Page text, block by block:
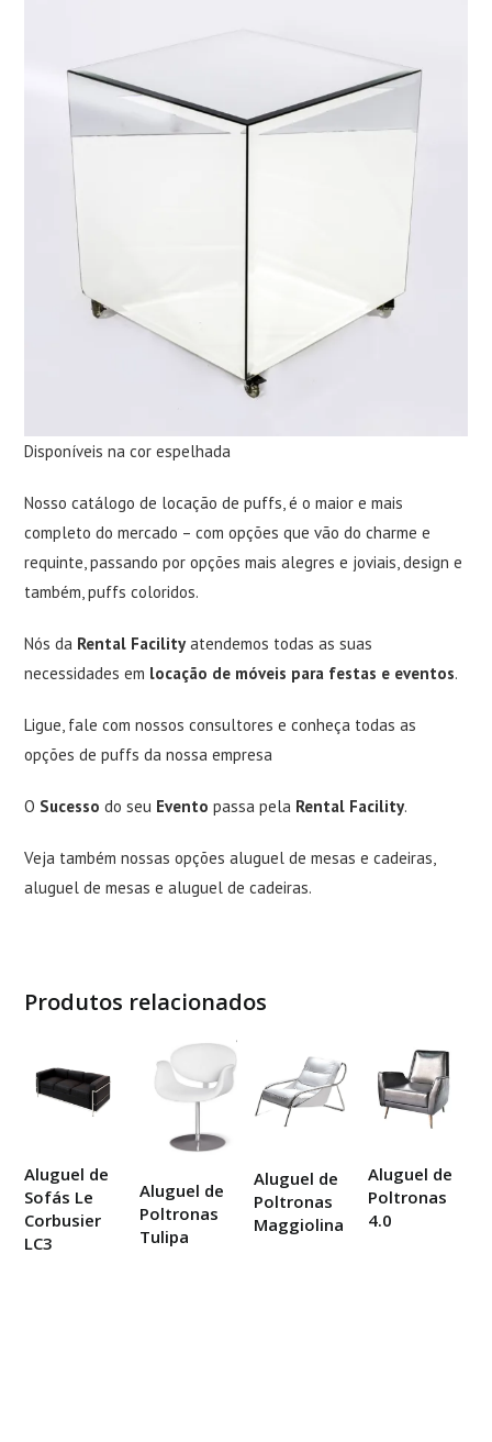
Disponíveis na cor espelhada
Nosso catálogo de locação de puffs, é o maior e mais
completo do mercado – com opções que vão do charme e
requinte, passando por opções mais alegres e joviais, design e
também,puffs coloridos.
Nós da Rental Facilityatendemos todas as suas
necessidades em locação de móveis para festas e eventos.
Ligue, fale com nossos consultores e conheça todas as
opções de puffs da nossa empresa
O Sucesso do seu Evento passa pela Rental Facility.
Veja também nossas opçõesaluguel de mesas e cadeiras,
aluguel de mesas ealuguel de cadeiras.
Produtos relacionados
Aluguel de
Sofás Le
Corbusier
LC3
Aluguel de
Poltronas
Tulipa
Aluguel de
Poltronas
Maggiolina
Aluguel de
Poltronas
4.0